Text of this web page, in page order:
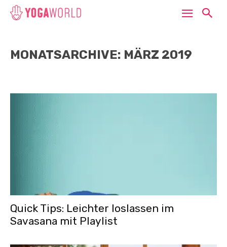
MONATSARCHIVE: MÄRZ 2019
Quick Tips: Leichter loslassen im
Savasana mit Playlist